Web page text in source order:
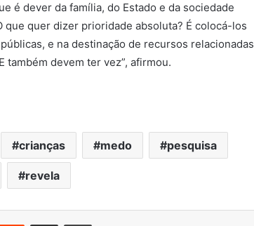
é dever da família, do Estado e da sociedade
quer dizer prioridade absoluta? É colocá-los
e na destinação de recursos relacionadas
também devem ter vez”, afirmou.
crianças medo pesquisa
revela